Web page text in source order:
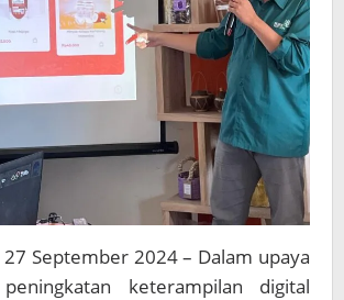
September 2024 – Dalam upaya
keterampilan digital